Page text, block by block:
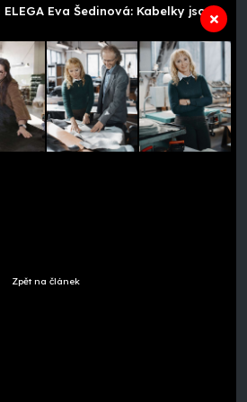
Eva Šedinová: Kabelky jsou
Zpět na článek